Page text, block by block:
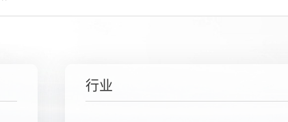
行业